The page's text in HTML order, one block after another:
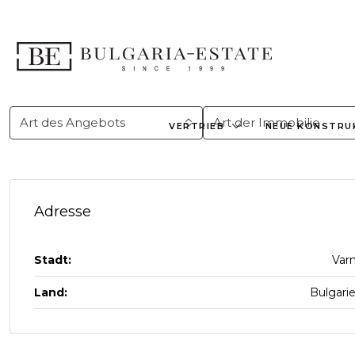
VERTRIEB NEUE
Art des Angebots Art der Immobilie
Adresse
Stadt:
Land: